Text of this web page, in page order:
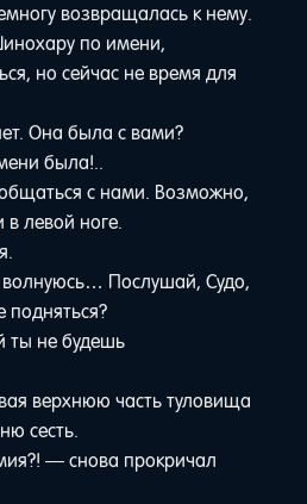
возвращалась к нему.
по имени,
но сейчас не время для
Она была с вами?
была!..
с нами. Возможно,
в левой ноге.
Послушай, Судо,
ты не будешь
верхнюю часть туловища
сесть.
— снова прокричал